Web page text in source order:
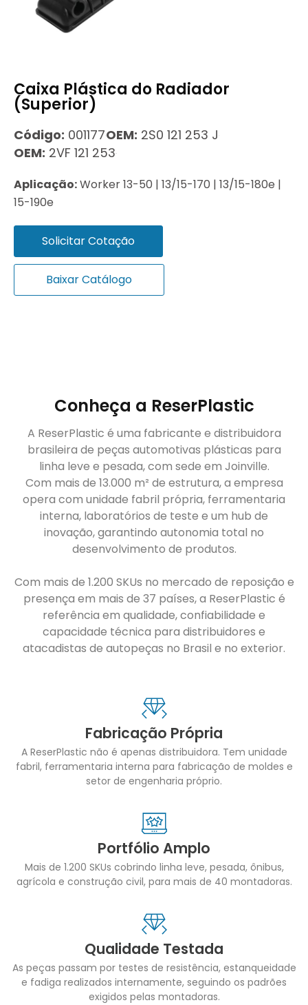
Caixa Plástica do Radiador
(Superior)
Código: 001177OEM: 2S0 121 253 J
OEM: 2VF 121 253
Aplicação:Worker 13-50 | 13/15-170 | 13/15-180e |
15-190e
Solicitar Cotação
Baixar Catálogo
Conheça a ReserPlastic
A ReserPlastic é uma fabricante e distribuidora
brasileira de peças automotivas plásticas para
linha leve e pesada, com sede em Joinville.
Com mais de 13.000 m² de estrutura, a empresa
opera com unidade fabril própria, ferramentaria
interna, laboratórios de teste e um hub de
inovação, garantindo autonomia total no
desenvolvimento de produtos.
Com mais de 1.200 SKUs no mercado de reposição e
presença em mais de 37 países, a ReserPlastic é
referência em qualidade, confiabilidade e
capacidade técnica para distribuidores e
atacadistas de autopeças no Brasil e no exterior.
Fabricação Própria
A ReserPlastic não é apenas distribuidora. Tem unidade
fabril, ferramentaria interna para fabricação de moldes e
setor de engenharia próprio.
Portfólio Amplo
Mais de 1.200 SKUs cobrindo linha leve, pesada, ônibus,
agrícola e construção civil, para mais de 40 montadoras.
Qualidade Testada
As peças passam por testes de resistência, estanqueidade
e fadiga realizados internamente, seguindo os padrões
exigidos pelas montadoras.